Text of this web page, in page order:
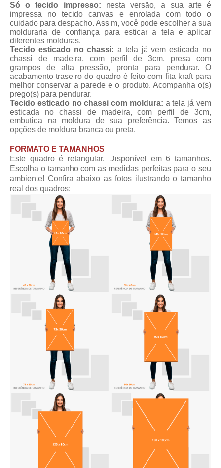
Só o tecido impresso: nesta versão, a sua arte é
impressa no tecido canvas e enrolada com todo o
cuidado para despacho. Assim, você pode escolher a sua
molduraria de confiança para esticar a tela e aplicar
diferentes molduras.
Tecido esticado no chassi: a tela já vem esticada no
chassi de madeira, com perfil de 3cm, presa com
grampos de alta pressão, pronta para pendurar. O
acabamento traseiro do quadro é feito com fita kraft para
melhor conservar a parede e o produto. Acompanha o(s)
prego(s) para pendurar.
Tecido esticado no chassi com moldura: a tela já vem
esticada no chassi de madeira, com perfil de 3cm,
embutida na moldura de sua preferência. Temos as
opções de moldura branca ou preta.
FORMATO E TAMANHOS
Este quadro é retangular. Disponível em 6 tamanhos.
Escolha o tamanho com as medidas perfeitas para o seu
ambiente! Confira abaixo as fotos ilustrando o tamanho
real dos quadros: